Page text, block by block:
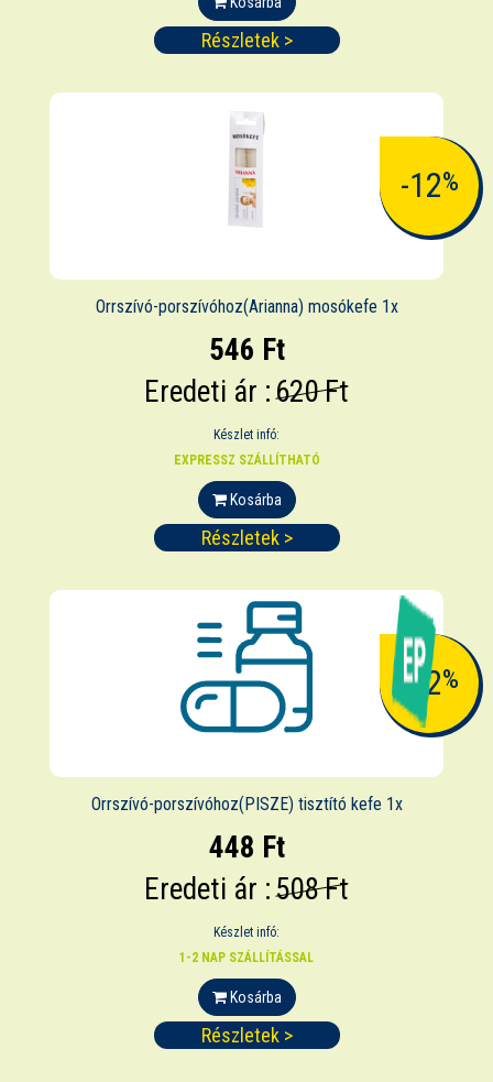
Részletek >
-12%
Orrszívó-porszívóhoz(Arianna) mosókefe 1x
546 Ft
Eredeti ár :620 Ft
Készlet infó:
EXPRESSZ SZÁLLÍTHATÓ
Kosárba
Részletek >
-12%
Orrszívó-porszívóhoz(PISZE) tisztító kefe 1x
448 Ft
Eredeti ár :508 Ft
Készlet infó:
1-2 NAP SZÁLLÍTÁSSAL
Kosárba
Részletek >